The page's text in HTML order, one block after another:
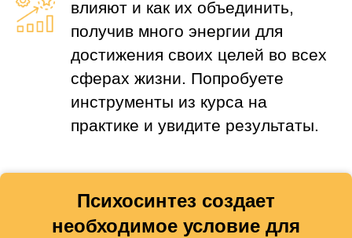
влияют и как их объединить,
получив много энергии для
достижения своих целей во всех
сферах жизни. Попробуете
инструменты из курса на
практике и увидите результаты.
Психосинтез создает
необходимое условие для